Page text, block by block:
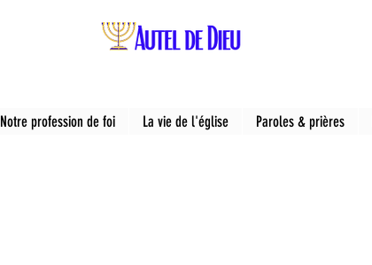
Notre profession de foi La vie de l'église Paroles & prières